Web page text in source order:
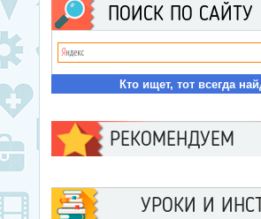
Bolide Movie Creator
Монтаж видео,
ПОИСК ПО САЙТУ
Кто ищет, тот всегда
РЕКОМЕНДУЕМ
УРОКИ И